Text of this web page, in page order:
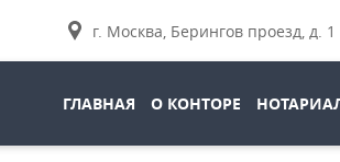
г. Москва, Берингов проезд, д. 1
ГЛАВНАЯ О КОНТОРЕ